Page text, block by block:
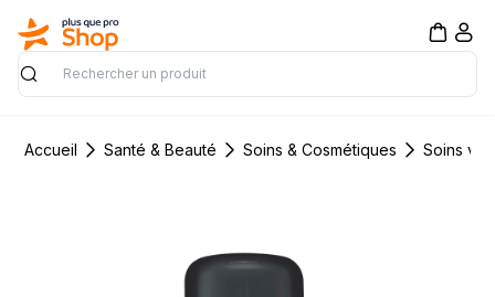
Rechercher
Accueil Santé & Beauté Soins & Cosmétiques Soins